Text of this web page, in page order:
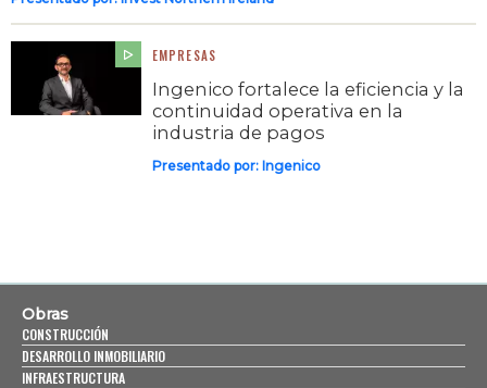
EMPRESAS
Ingenico fortalece la eficiencia y la
continuidad operativa en la
industria de pagos
Presentado por: Ingenico
Obras
CONSTRUCCIÓN
DESARROLLO INMOBILIARIO
INFRAESTRUCTURA